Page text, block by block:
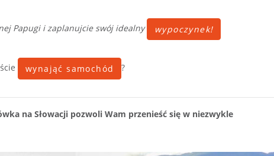
Papugi i zaplanujcie swój idealny wypoczynek!
wynająć samochód ?
na Słowacji pozwoli Wam przenieść się w niezwykle